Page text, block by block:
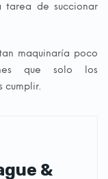
tarea de succionar
maquinaría poco
que solo los
cumplir.
&